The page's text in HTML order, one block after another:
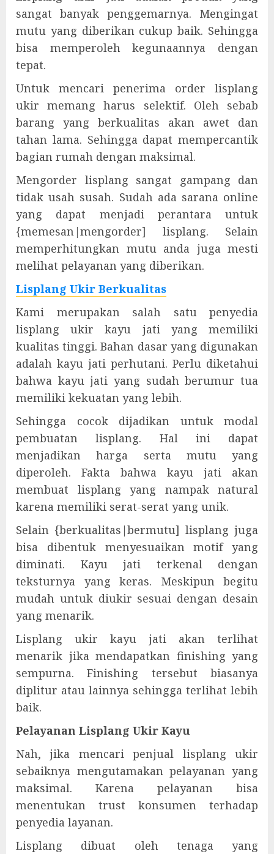
sangat banyak penggemarnya. Mengingat
mutu yang diberikan cukup baik. Sehingga
bisa memperoleh kegunaannya dengan
tepat.
Untuk mencari penerima order lisplang
ukir memang harus selektif. Oleh sebab
barang yang berkualitas akan awet dan
tahan lama. Sehingga dapat mempercantik
bagian rumah dengan maksimal.
Mengorder lisplang sangat gampang dan
tidak usah susah. Sudah ada sarana online
yang dapat menjadi perantara untuk
{memesan|mengorder] lisplang. Selain
memperhitungkan mutu anda juga mesti
melihat pelayanan yang diberikan.
Lisplang Ukir Berkualitas
Kami merupakan salah satu penyedia
lisplang ukir kayu jati yang memiliki
kualitas tinggi. Bahan dasar yang digunakan
adalah kayu jati perhutani. Perlu diketahui
bahwa kayu jati yang sudah berumur tua
memiliki kekuatan yang lebih.
Sehingga cocok dijadikan untuk modal
pembuatan lisplang. Hal ini dapat
menjadikan harga serta mutu yang
diperoleh. Fakta bahwa kayu jati akan
membuat lisplang yang nampak natural
karena memiliki serat-serat yang unik.
Selain {berkualitas|bermutu] lisplang juga
bisa dibentuk menyesuaikan motif yang
diminati. Kayu jati terkenal dengan
teksturnya yang keras. Meskipun begitu
mudah untuk diukir sesuai dengan desain
yang menarik.
Lisplang ukir kayu jati akan terlihat
menarik jika mendapatkan finishing yang
sempurna. Finishing tersebut biasanya
diplitur atau lainnya sehingga terlihat lebih
baik.
Pelayanan Lisplang Ukir Kayu
Nah, jika mencari penjual lisplang ukir
sebaiknya mengutamakan pelayanan yang
maksimal. Karena pelayanan bisa
menentukan trust konsumen terhadap
penyedia layanan.
Lisplang dibuat oleh tenaga yang